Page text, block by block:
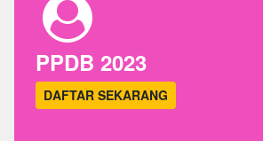
PPDB 2023
DAFTAR SEKARANG